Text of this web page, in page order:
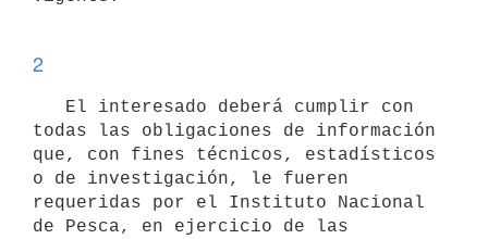
2
todas las obligaciones de información
que, con fines técnicos, estadísticos
o de investigación, le fueren
requeridas por el Instituto Nacional
de Pesca, en ejercicio de las